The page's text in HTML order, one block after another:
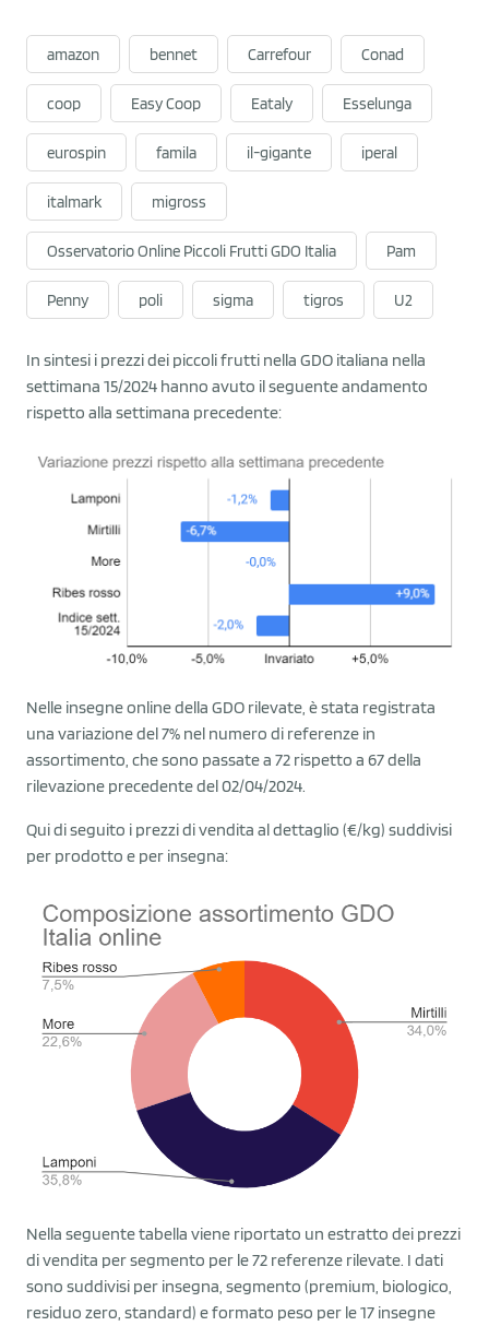
amazon bennet Carrefour Conad
coop Easy Coop Eataly Esselunga
eurospin famila il-gigante iperal
italmark migross
Osservatorio Online Piccoli Frutti GDO Italia Pam
Penny poli sigma tigros U2
In sintesi i prezzi dei piccoli frutti nella GDO italiana nella
settimana 15/2024 hanno avuto il seguente andamento
rispetto alla settimana precedente:
Nelle insegne online della GDO rilevate, è stata registrata
una variazione del 7% nel numero di referenze in
assortimento, che sono passate a 72 rispetto a 67 della
rilevazione precedente del 02/04/2024.
Qui di seguito i prezzi di vendita al dettaglio (€/kg) suddivisi
per prodotto e per insegna:
Nella seguente tabella viene riportato un estratto dei prezzi
di vendita per segmento per le 72 referenze rilevate. I dati
sono suddivisi per insegna, segmento (premium, biologico,
residuo zero, standard) e formato peso per le 17 insegne